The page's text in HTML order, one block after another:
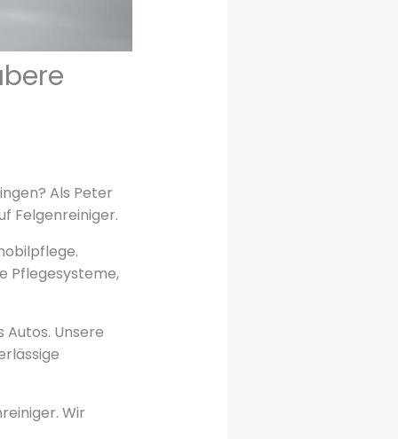
Als Peter
Felgenreiniger.
Pflegesysteme,
Unsere
Wir